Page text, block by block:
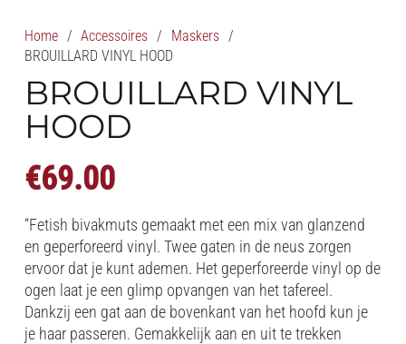
Home / Accessoires / Maskers /
BROUILLARD VINYL HOOD
BROUILLARD VINYL
HOOD
€69.00
“Fetish bivakmuts gemaakt met een mix van glanzend
en geperforeerd vinyl. Twee gaten in de neus zorgen
ervoor dat je kunt ademen. Het geperforeerde vinyl op de
ogen laat je een glimp opvangen van het tafereel.
Dankzij een gat aan de bovenkant van het hoofd kun je
je haar passeren. Gemakkelijk aan en uit te trekken